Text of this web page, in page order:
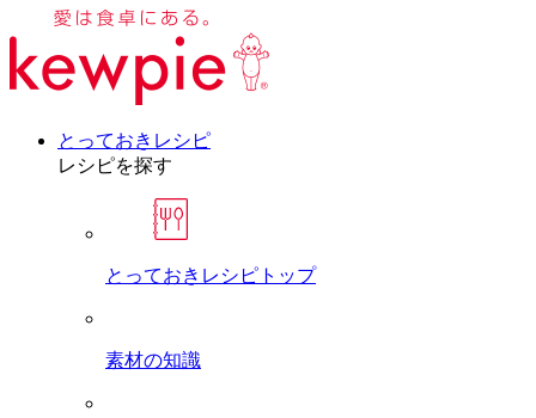
とっておきレシピ
レシピを探す
とっておきレシピトップ
素材の知識